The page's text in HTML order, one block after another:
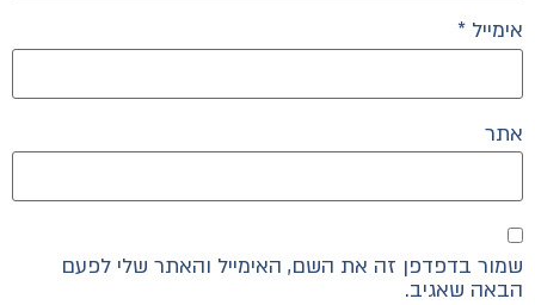
אימייל *
אתר
שמור בדפדפן זה את השם, האימייל והאתר שלי לפעם
הבאה שאגיב.